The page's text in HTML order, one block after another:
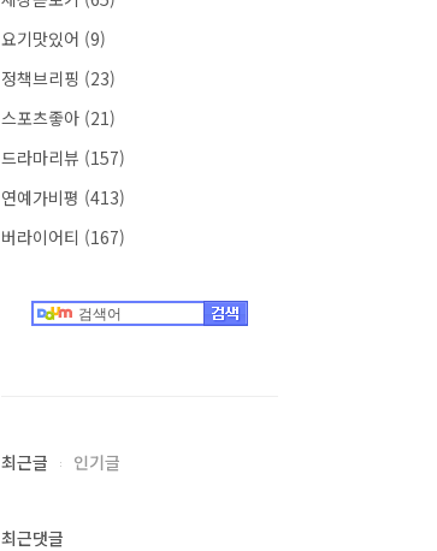
요기맛있어 (9)
정책브리핑 (23)
스포츠좋아 (21)
드라마리뷰 (157)
연예가비평 (413)
버라이어티 (167)
최근글 인기글
최근댓글